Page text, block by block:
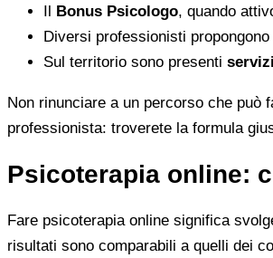
Il Bonus Psicologo, quando
Diversi professionisti propongono
Sul territorio sono presenti
Non rinunciare a un percorso che può
professionista: troverete la formula
Psicoterapia online:
Fare psicoterapia online significa
risultati sono comparabili a quelli dei